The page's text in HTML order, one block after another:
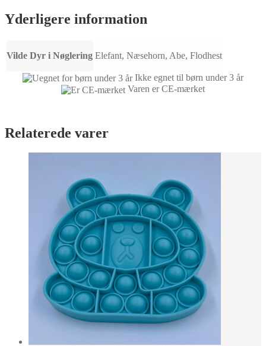
Yderligere information
Vilde Dyr i Nøglering Elefant, Næsehorn, Abe, Flodhest
Ikke egnet til børn under 3 år
Varen er CE-mærket
Relaterede varer